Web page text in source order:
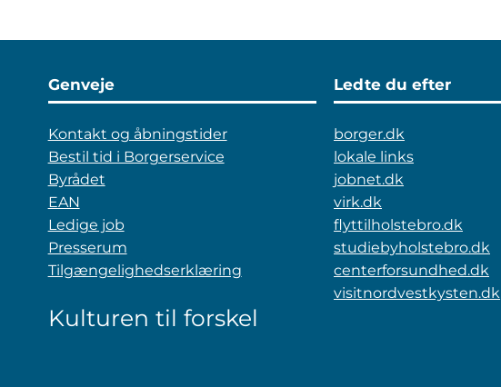
Genveje
Kontakt og åbningstider
Bestil tid i Borgerservice
Byrådet
EAN
Ledige job
Presserum
Tilgængelighedserklæring
Ledte du efter
borger.dk
lokale links
jobnet.dk
virk.dk
flyttilholstebro.dk
studiebyholstebro.dk
centerforsundhed.dk
visitnordvestkysten.dk
Kulturen til forskel